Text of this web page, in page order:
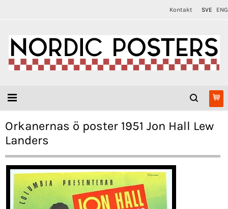
Kontakt SVE ENG
Orkanernas ö poster 1951 Jon Hall Lew
Landers